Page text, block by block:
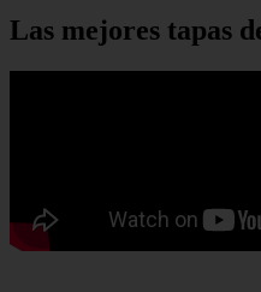
Las mejores tapas